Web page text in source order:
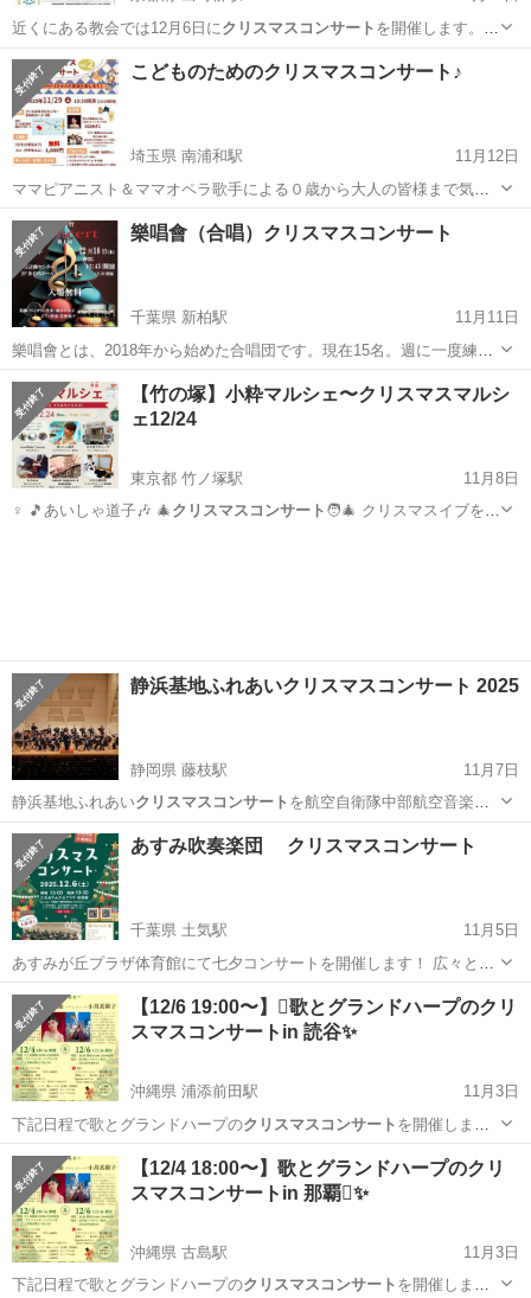
近くにある教会では12月6日に クリスマスコンサート を開催します。少
し早いかもしれ…
京都 京都市 出町柳駅 コンサート/ショー
クリスマスコンサート
こどものためのクリスマスコンサート♪
埼玉県 南浦和駅
11月12日
ママピアニスト＆ママオペラ歌手による０歳から大人の皆様まで気軽
に楽しめるコンサートを開催致します🎄１時間以内のショートプログ
ラムでお子様連れでも無理なく、みんなで歌ったり、紙芝居のお話を
聞いたりできますよ♪ 少し早めにクリ...
埼玉 さいたま市 南浦和駅 コンサート/ショー
クリスマスコンサート
樂唱會（合唱）クリスマスコンサート
千葉県 新柏駅
11月11日
樂唱會とは、2018年から始めた合唱団です。現在15名。週に一度練習
してます。 兵庫県西宮市にある樂唱會の柏市版♪ 指揮は西宮の樂唱會
の指揮者の娘のバイオリンプレーヤーの森谷公美子がやってます。 光
ヶ丘近隣センターでのコンサ...
千葉 柏市 新柏駅 コンサート/ショー
クリスマスコンサート
【竹の塚】小粋マルシェ〜クリスマスマルシ
ェ12/24
東京都 竹ノ塚駅
11月8日
♀️ 🎵あいしゃ道子🎶 🎄 クリスマスコンサート 🧑‍🎄 クリスマスイブを彩
静浜基地ふれあいクリスマスコンサート 2025
静岡県 藤枝駅
11月7日
静浜基地ふれあいクリスマスコンサート を航空自衛隊中部航空音楽隊
の演…
静岡 焼津市 藤枝駅 コンサート/ショー
クリスマスコンサート
あすみ吹奏楽団 クリスマスコンサート
千葉県 土気駅
11月5日
あすみが丘プラザ体育館にて七夕コンサートを開催します！ 広々とし
た体育館なので、ゆったり楽しむことができると思います。 子育て中
のママによる楽しい演奏会☆ お子さまもお気軽に！ ジングルベル ダ
ンスホール 嵐...
千葉 千葉市 コンサート/ショー
クリスマスコンサート
【12/6 19:00〜】🪉歌とグランドハープのクリ
スマスコンサートin 読谷✨
沖縄県 浦添前田駅
11月3日
下記日程で歌とグランドハープのクリスマスコンサート を開催します
🎄✨ 名古屋では、…
沖縄 中頭郡 コンサート/ショー ハープ
【12/4 18:00〜】歌とグランドハープのクリ
スマスコンサートin 那覇🪉✨
沖縄県 古島駅
11月3日
下記日程で歌とグランドハープのクリスマスコンサート を開催します